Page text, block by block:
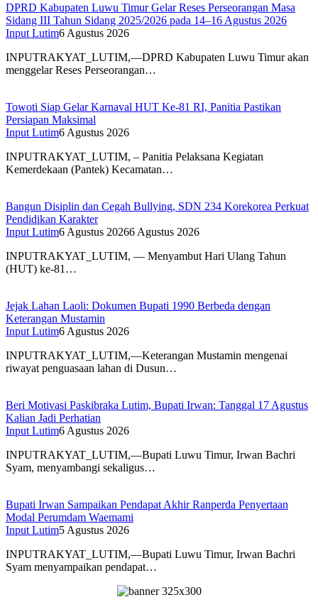
DPRD Kabupaten Luwu Timur Gelar Reses Perseorangan Masa
Sidang III Tahun Sidang 2025/2026 pada 14–16 Agustus 2026
Input Lutim6 Agustus 2026
INPUTRAKYAT_LUTIM,—DPRD Kabupaten Luwu Timur akan
menggelar Reses Perseorangan…
Towoti Siap Gelar Karnaval HUT Ke-81 RI, Panitia Pastikan
Persiapan Maksimal
Input Lutim6 Agustus 2026
INPUTRAKYAT_LUTIM, – Panitia Pelaksana Kegiatan
Kemerdekaan (Pantek) Kecamatan…
Bangun Disiplin dan Cegah Bullying, SDN 234 Korekorea Perkuat
Pendidikan Karakter
Input Lutim6 Agustus 20266 Agustus 2026
INPUTRAKYAT_LUTIM, — Menyambut Hari Ulang Tahun
(HUT) ke-81…
Jejak Lahan Laoli: Dokumen Bupati 1990 Berbeda dengan
Keterangan Mustamin
Input Lutim6 Agustus 2026
INPUTRAKYAT_LUTIM,—Keterangan Mustamin mengenai
riwayat penguasaan lahan di Dusun…
Beri Motivasi Paskibraka Lutim, Bupati Irwan: Tanggal 17 Agustus
Kalian Jadi Perhatian
Input Lutim6 Agustus 2026
INPUTRAKYAT_LUTIM,—Bupati Luwu Timur, Irwan Bachri
Syam, menyambangi sekaligus…
Bupati Irwan Sampaikan Pendapat Akhir Ranperda Penyertaan
Modal Perumdam Waemami
Input Lutim5 Agustus 2026
INPUTRAKYAT_LUTIM,—Bupati Luwu Timur, Irwan Bachri
Syam menyampaikan pendapat…